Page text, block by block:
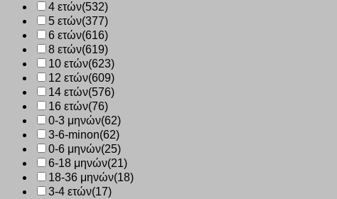
4 ετών(532)
5 ετών(377)
6 ετών(616)
8 ετών(619)
10 ετών(623)
12 ετών(609)
14 ετών(576)
16 ετών(76)
0-3 μηνών(62)
3-6-minon(62)
0-6 μηνών(25)
6-18 μηνών(21)
18-36 μηνών(18)
3-4 ετών(17)